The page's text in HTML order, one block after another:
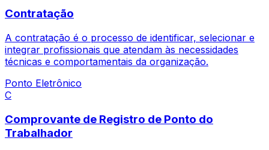
Contratação
A contratação é o processo de identificar, selecionar e
integrar profissionais que atendam às necessidades
técnicas e comportamentais da organização.
Ponto Eletrônico
C
Comprovante de Registro de Ponto do
Trabalhador